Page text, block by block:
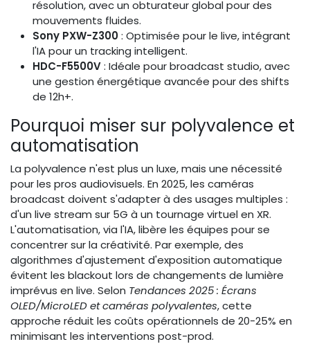
résolution, avec un obturateur global pour des
mouvements fluides.
Sony PXW-Z300: Optimisée pour le live, intégrant
l'IA pour un tracking intelligent.
HDC-F5500V: Idéale pour broadcast studio, avec
une gestion énergétique avancée pour des shifts
de 12h+.
Pourquoi miser sur polyvalence et
automatisation
La polyvalence n'est plus un luxe, mais une nécessité
pour les pros audiovisuels. En 2025, les caméras
broadcast doivent s'adapter à des usages multiples :
d'un live stream sur 5G à un tournage virtuel en XR.
L'automatisation, via l'IA, libère les équipes pour se
concentrer sur la créativité. Par exemple, des
algorithmes d'ajustement d'exposition automatique
évitent les blackout lors de changements de lumière
imprévus en live. Selon Tendances 2025 : Écrans
OLED/MicroLED et caméras polyvalentes, cette
approche réduit les coûts opérationnels de 20-25% en
minimisant les interventions post-prod.